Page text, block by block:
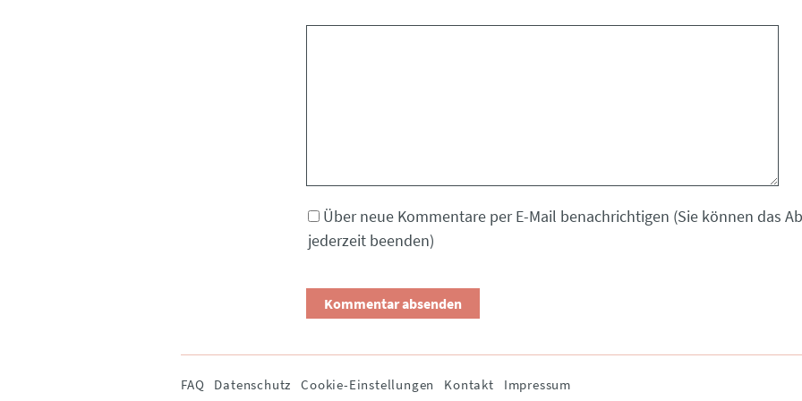
Über neue Kommentare per E-Mail benachrichtigen (Sie können das
jederzeit beenden)
Navigation
FAQ Datenschutz Cookie-Einstellungen Kontakt Impressum